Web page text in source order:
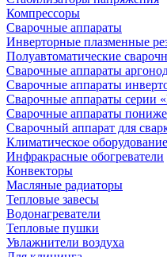
Компрессоры
Сварочные аппараты
Инверторные плазменные
Полуавтоматические
Сварочные аппараты
Сварочные аппараты
Сварочные аппараты серии
Сварочные аппараты
Сварочный аппарат для
Климатическое оборудование
Инфракрасные обогреватели
Конвекторы
Масляные радиаторы
Тепловые завесы
Водонагреватели
Тепловые пушки
Увлажнители воздуха